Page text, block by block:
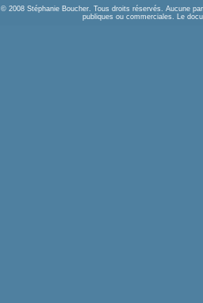
© 2008 Stéphanie Boucher. Tous droits réservés. Aucune
publiques ou commerciales. Le